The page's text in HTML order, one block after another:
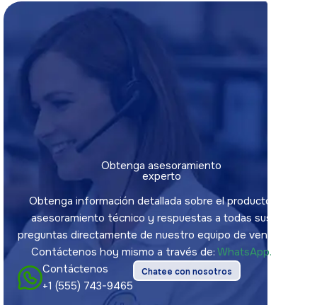
Obtenga asesoramiento
experto
Obtenga información detallada sobre el producto,
asesoramiento técnico y respuestas a todas sus
preguntas directamente de nuestro equipo de ventas.
Contáctenos hoy mismo a través de:WhatsApp.
Contáctenos
+1 (555) 743-9465
Chatee con nosotros